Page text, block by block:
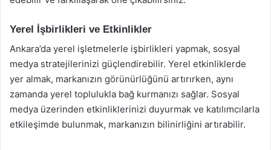
Yerel İşbirlikleri ve Etkinlikler
Ankara’da yerel işletmelerle işbirlikleri yapmak, sosyal
medya stratejilerinizi güçlendirebilir. Yerel etkinliklerde
yer almak, markanızın görünürlüğünü artırırken, aynı
zamanda yerel toplulukla bağ kurmanızı sağlar. Sosyal
medya üzerinden etkinliklerinizi duyurmak ve katılımcılarla
etkileşimde bulunmak, markanızın bilinirliğini artırabilir.